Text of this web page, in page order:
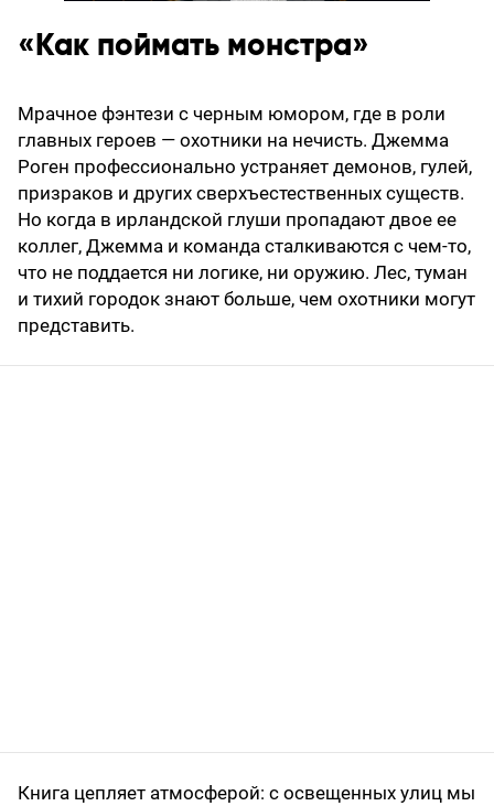
«Как поймать монстра»
Мрачное фэнтези с черным юмором, где в роли
главных героев — охотники на нечисть. Джемма
Роген профессионально устраняет демонов, гулей,
призраков и других сверхъестественных существ.
Но когда в ирландской глуши пропадают двое ее
коллег, Джемма и команда сталкиваются с чем-то,
что не поддается ни логике, ни оружию. Лес, туман
и тихий городок знают больше, чем охотники могут
представить.
Книга цепляет атмосферой: с освещенных улиц мы